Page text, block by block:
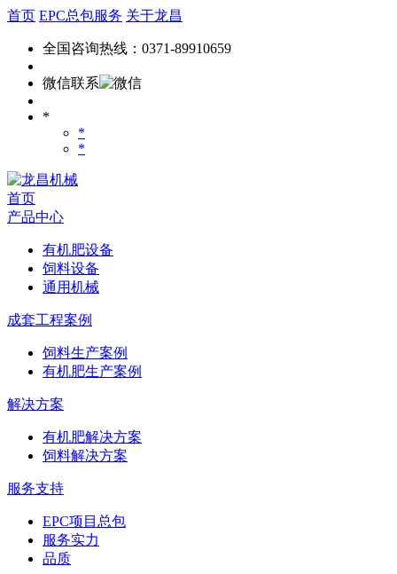
首页 EPC总包服务 关于龙昌
全国咨询热线：0371-89910659
微信联系
*
*
*
首页
产品中心
有机肥设备
饲料设备
通用机械
成套工程案例
饲料生产案例
有机肥生产案例
解决方案
有机肥解决方案
饲料解决方案
服务支持
EPC项目总包
服务实力
品质